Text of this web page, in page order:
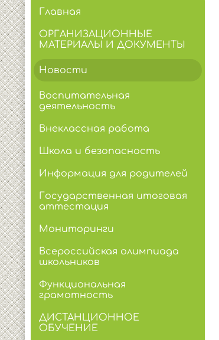
Главная
ОРГАНИЗАЦИОННЫЕ
МАТЕРИАЛЫ И ДОКУМЕНТЫ
Новости
Воспитательная
деятельность
Внеклассная работа
Школа и безопасность
Информация для родителей
Государственная итоговая
аттестация
Мониторинги
Всероссийская олимпиада
школьников
Функциональная
грамотность
ДИСТАНЦИОННОЕ
ОБУЧЕНИЕ